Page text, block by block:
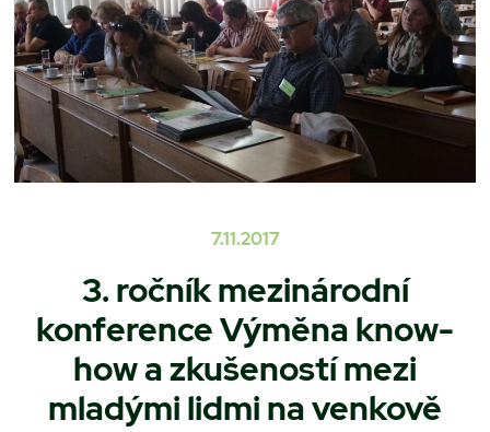
7.11.2017
3. ročník mezinárodní
konference Výměna know-
how a zkušeností mezi
mladými lidmi na venkově